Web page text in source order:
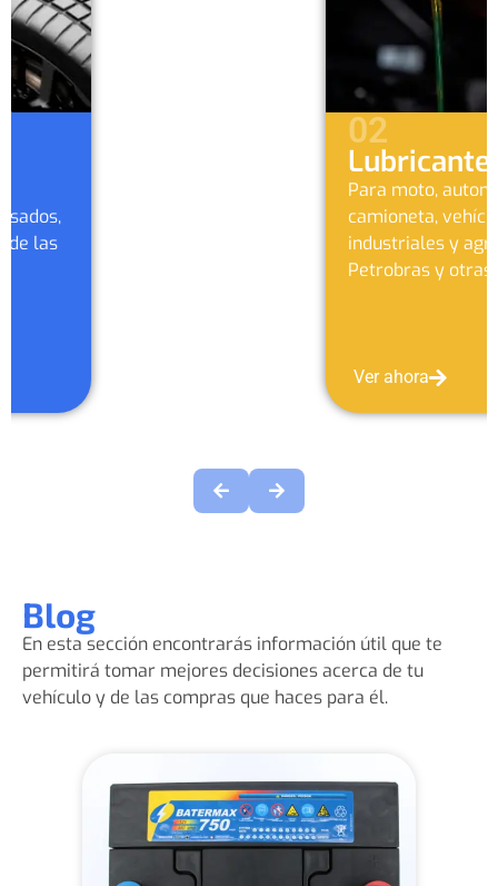
camioneta, vehículos pesados,
industriales y agrícolas de
Petrobras y otras marcas.
Blog
En esta sección encontrarás información útil que te
permitirá tomar mejores decisiones acerca de tu
vehículo y de las compras que haces para él.